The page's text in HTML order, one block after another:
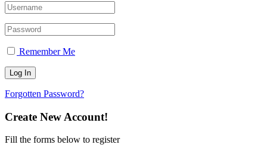
Remember Me
Forgotten Password?
Create New Account!
Fill the forms below to register